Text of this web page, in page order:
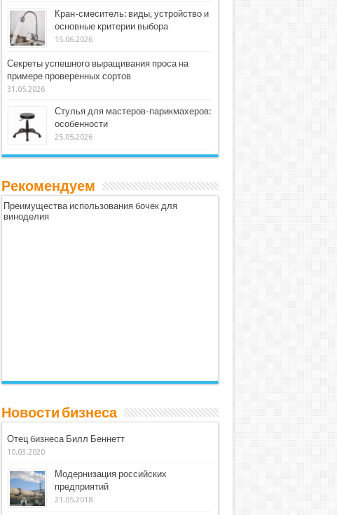
Кран-смеситель: виды, устройство и
основные критерии выбора
15.06.2026
Секреты успешного выращивания проса на
примере проверенных сортов
31.05.2026
Стулья для мастеров-парикмахеров:
особенности
25.05.2026
Рекомендуем
Преимущества использования бочек для
виноделия
Новости бизнеса
Отец бизнеса Билл Беннетт
10.03.2020
Модернизация российских
предприятий
21.05.2018